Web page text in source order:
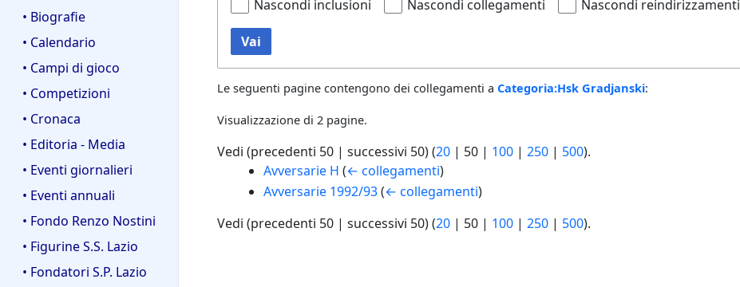
• Biografie
• Calendario
• Campi di gioco
• Competizioni
• Cronaca
• Editoria - Media
• Eventi giornalieri
• Eventi annuali
• Fondo Renzo Nostini
• Figurine S.S. Lazio
• Fondatori S.P. Lazio
Nascondi inclusioni Nascondi collegamenti Nascondi reindirizzamenti
Vai
Le seguenti pagine contengono dei collegamenti a Categoria:Hsk Gradjanski:
Visualizzazione di 2 pagine.
Vedi (precedenti 50 | successivi 50) (20 | 50 | 100 | 250 | 500).
Avversarie H (← collegamenti)
Avversarie 1992/93 (← collegamenti)
Vedi (precedenti 50 | successivi 50) (20 | 50 | 100 | 250 | 500).